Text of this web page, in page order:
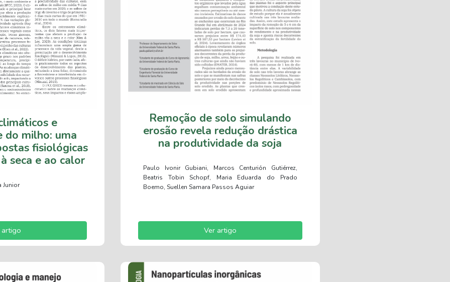
e
do milho: uma
fisiológicas
seca e ao calor
Junior
artigo
Remoção de solo simulando
erosão revela redução drástica
na produtividade da soja
Paulo Ivonir Gubiani, Marcos Centurión Gutiérrez,
Beatris Tobin Schopf, Maria Eduarda do Prado
Boemo, Suellen Samara Passos Aguiar
Ver artigo